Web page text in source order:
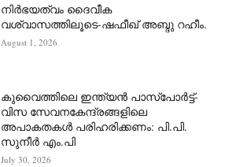
നിർഭയത്വം ദൈവീക
വശ്വാസത്തിലൂടെ-ഷഫീഖ് അബ്ദു റഹീം.
August 1, 2026
കുവൈത്തിലെ ഇന്ത്യൻ പാസ്‌പോർട്ട്-
വിസ സേവനകേന്ദ്രങ്ങളിലെ
അപാകതകൾ പരിഹരിക്കണം: പി.പി.
സുനീർ എം.പി
July 30, 2026